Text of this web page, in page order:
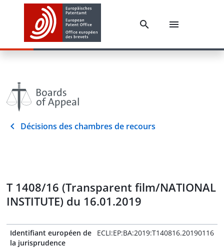
Décisions des chambres de recours
T 1408/16 (Transparent film/NATIONAL
INSTITUTE) du 16.01.2019
Identifiant européen de
la jurisprudence
ECLI:EP:BA:2019:T140816.20190116